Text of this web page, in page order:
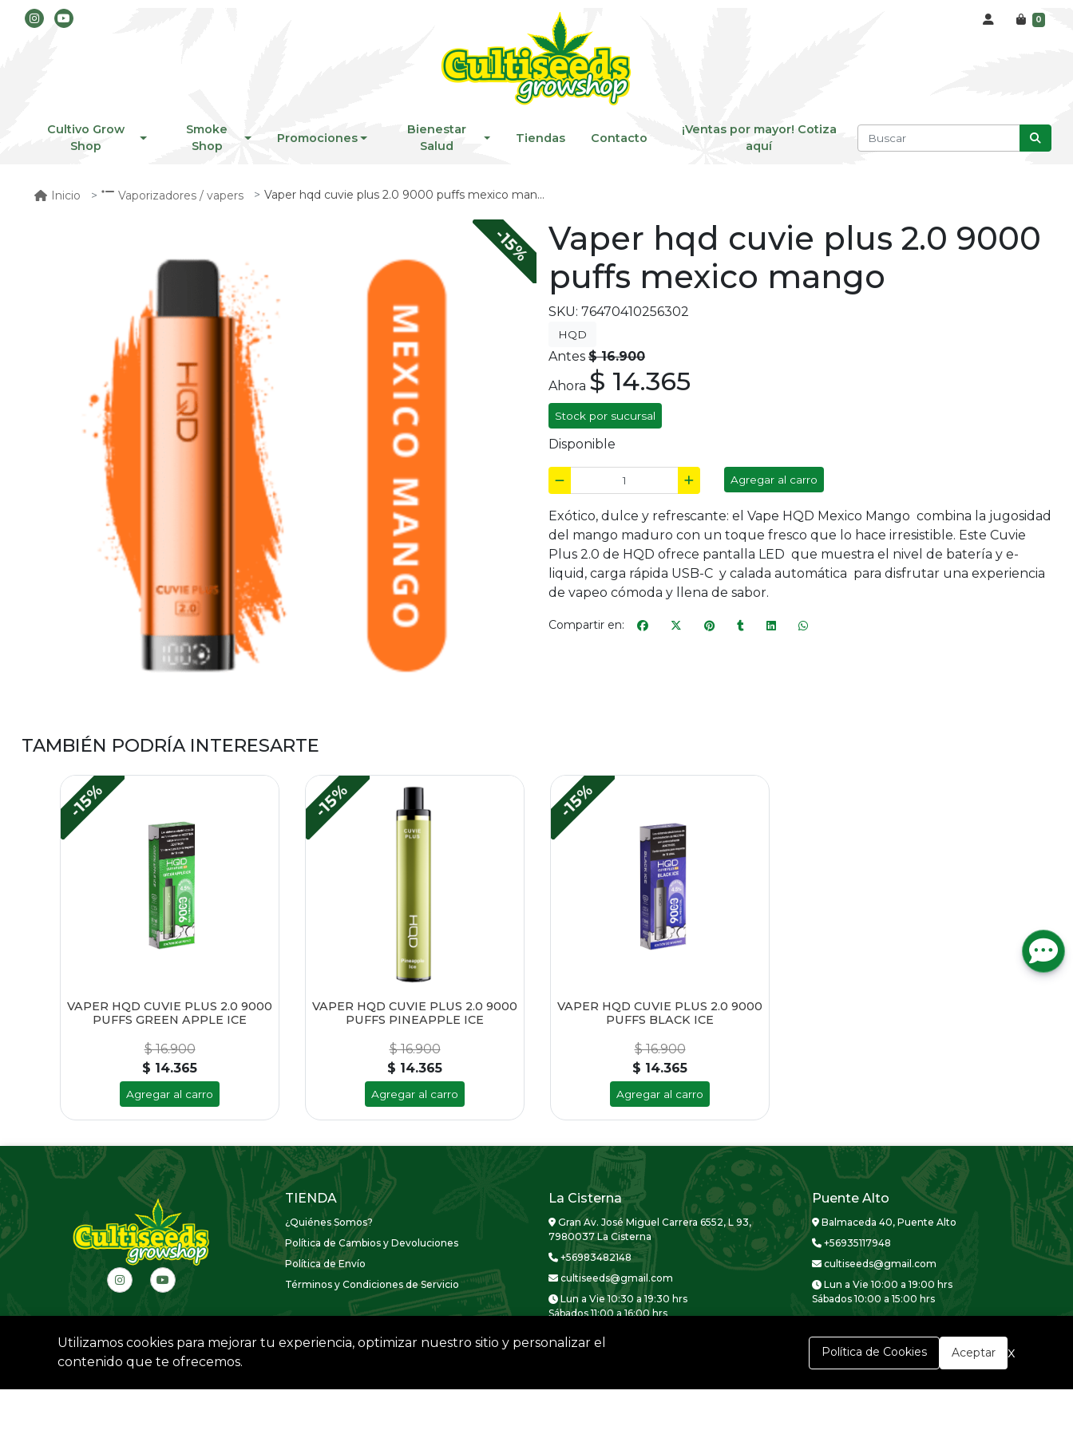
0
Cultivo Grow
Shop
Smoke
Shop
Promociones
Bienestar
Salud
Tiendas Contacto
¡Ventas por mayor! Cotiza
aquí
Inicio Vaporizadores / vapers Vaper hqd cuvie plus 2.0 9000 puffs mexico mango
-15% Vaper hqd cuvie plus 2.0 9000
puffs mexico mango
SKU: 76470410256302
HQD
Antes $ 16.900
Ahora $ 14.365
Stock por sucursal
Disponible
Agregar al carro
Exótico, dulce y refrescante: el Vape HQD Mexico Mango combina la jugosidad
del mango maduro con un toque fresco que lo hace irresistible. Este Cuvie
Plus 2.0 de HQD ofrece pantalla LED que muestra el nivel de batería y e-
liquid, carga rápida USB-C y calada automática para disfrutar una experiencia
de vapeo cómoda y llena de sabor.
Compartir en:
TAMBIÉN PODRÍA INTERESARTE
-15%
VAPER HQD CUVIE PLUS 2.0 9000
PUFFS GREEN APPLE ICE
$ 16.900
$ 14.365
Agregar al carro
-15%
VAPER HQD CUVIE PLUS 2.0 9000
PUFFS PINEAPPLE ICE
$ 16.900
$ 14.365
Agregar al carro
-15%
VAPER HQD CUVIE PLUS 2.0 9000
PUFFS BLACK ICE
$ 16.900
$ 14.365
Agregar al carro
TIENDA
¿Quiénes Somos?
Política de Cambios y Devoluciones
Política de Envío
Términos y Condiciones de Servicio
La Cisterna
Gran Av. José Miguel Carrera 6552, L 93,
7980037 La Cisterna
+56983482148
cultiseeds@gmail.com
Lun a Vie 10:30 a 19:30 hrs
Sábados 11:00 a 16:00 hrs
Puente Alto
Balmaceda 40, Puente Alto
+56935117948
cultiseeds@gmail.com
Lun a Vie 10:00 a 19:00 hrs
Sábados 10:00 a 15:00 hrs
Utilizamos cookies para mejorar tu experiencia, optimizar nuestro sitio y personalizar el
contenido que te ofrecemos.
Política de Cookies Aceptar x